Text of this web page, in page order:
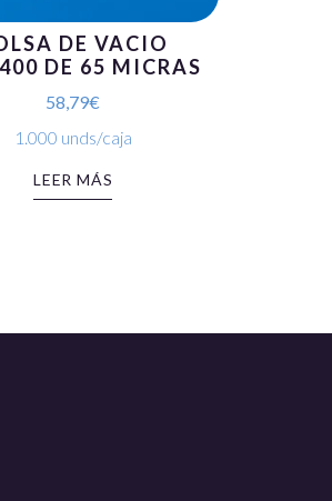
DE VACIO
DE 65 MICRAS
58,79€
1.000 unds/caja
LEER MÁS